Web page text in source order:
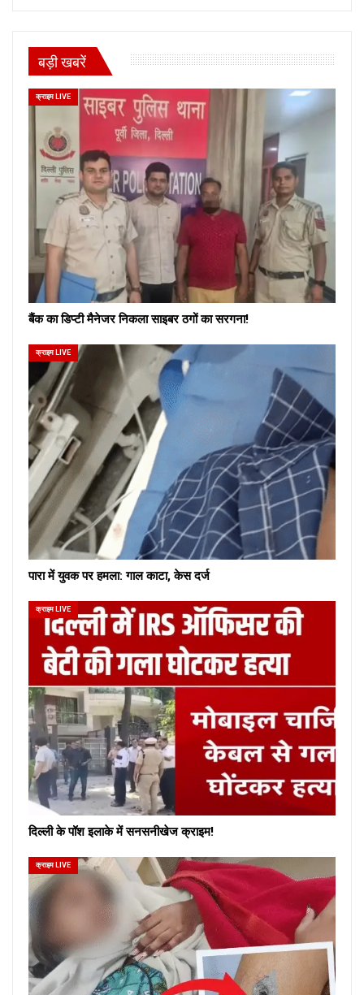
बड़ी खबरें
क्राइम LIVE
बैंक का डिप्टी मैनेजर निकला साइबर ठगों का सरगना!
क्राइम LIVE
पारा में युवक पर हमला: गाल काटा, केस दर्ज
क्राइम LIVE
दिल्ली के पॉश इलाके में सनसनीखेज क्राइम!
क्राइम LIVE